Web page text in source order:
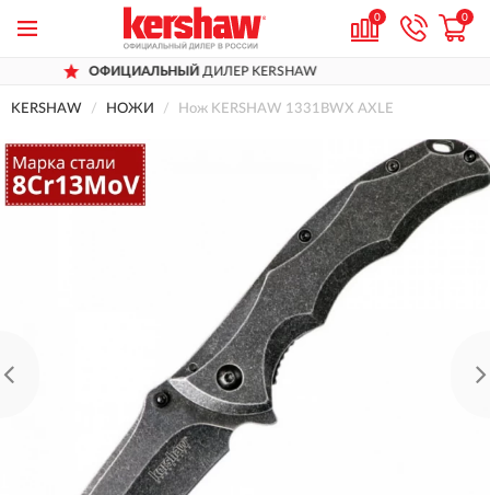
0 0
ДИЛЕР KERSHAW
KERSHAW НОЖИ Нож KERSHAW 1331BWX AXLE